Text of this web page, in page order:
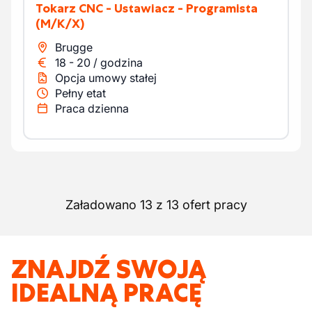
Tokarz CNC - Ustawiacz - Programista
(M/K/X)
Brugge
18 - 20 / godzina
Opcja umowy stałej
Pełny etat
Praca dzienna
Załadowano 13 z 13 ofert pracy
ZNAJDŹ SWOJĄ
IDEALNĄ PRACĘ